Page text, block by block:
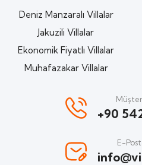
Deniz Manzaralı Villalar
Jakuzili Villalar
Ekonomik Fiyatlı Villalar
Muhafazakar Villalar
+90
E-